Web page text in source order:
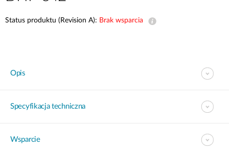
Status produktu (Revision A): Brak wsparcia
Opis
Specyfikacja techniczna
Wsparcie